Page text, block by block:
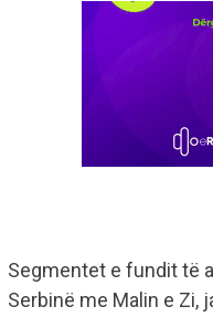
Segmentet e fundit të
Serbinë me Malin e Zi,